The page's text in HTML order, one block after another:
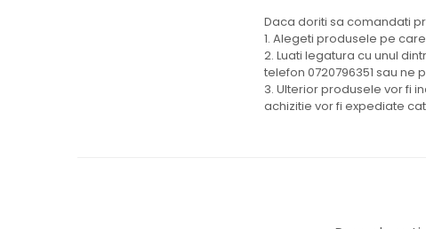
Daca doriti sa comandati
1. Alegeti produsele pe
2. Luati legatura cu unul
telefon 0720796351 sau
3. Ulterior produsele vor fi
achizitie vor fi expediate